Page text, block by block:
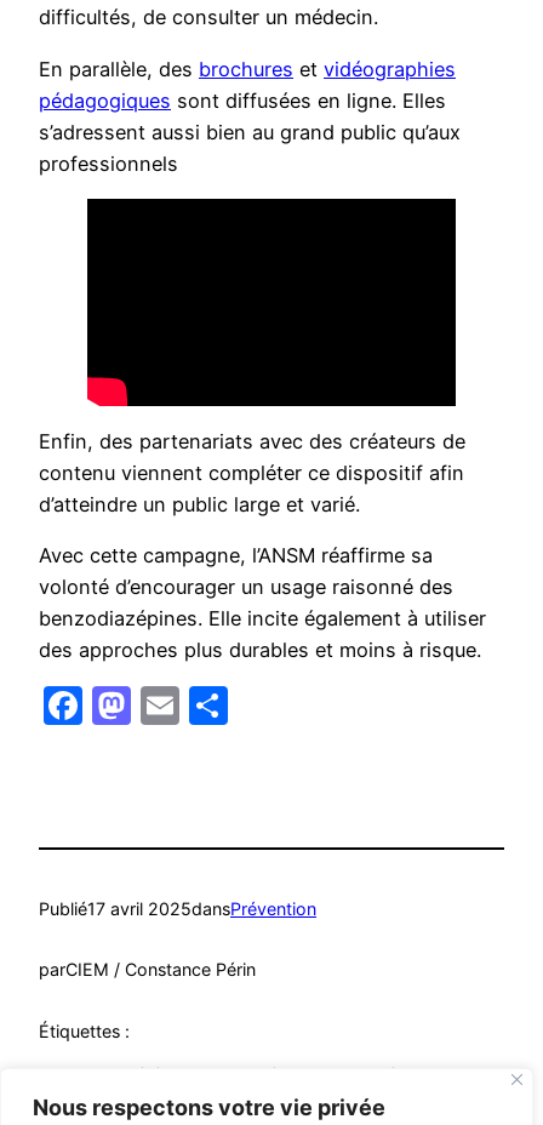
Nous respectons votre vie privée
difficultés, de consulter un médecin.
En parallèle, des brochures et vidéographies
pédagogiques sont diffusées en ligne. Elles
s’adressent aussi bien au grand public qu’aux
professionnels
Enfin, des partenariats avec des créateurs de
contenu viennent compléter ce dispositif afin
d’atteindre un public large et varié.
Avec cette campagne, l’ANSM réaffirme sa
volonté d’encourager un usage raisonné des
benzodiazépines. Elle incite également à utiliser
des approches plus durables et moins à risque.
Facebook
Mastodon
Email
Publié17 avril 2025dansPrévention
parCIEM / Constance Périn
Étiquettes :
Anxiété Médicaments Prévention